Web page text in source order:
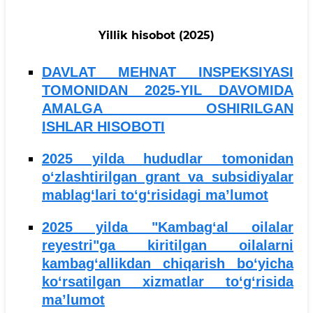
Yillik hisobot (2025)
DAVLAT MEHNAT INSPEKSIYASI
TOMONIDAN 2025-YIL DAVOMIDA
AMALGA OSHIRILGAN
ISHLAR HISOBOTI
2025 yilda hududlar tomonidan
o‘zlashtirilgan grant va subsidiyalar
mablag‘lari to‘g‘risidagi maʼlumot
2025 yilda "Kambag‘al oilalar
reyestri"ga kiritilgan oilalarni
kambag‘allikdan chiqarish bo‘yicha
ko‘rsatilgan xizmatlar to‘g‘risida
maʼlumot